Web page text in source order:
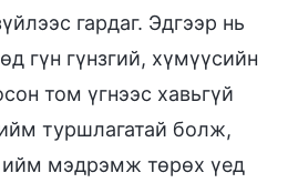
гардаг. Эдгээр нь
гүн гүнзгий, хүмүүсийн
том үгнээс хавьгүй
туршлагатай болж,
ийм мэдрэмж төрөх үед